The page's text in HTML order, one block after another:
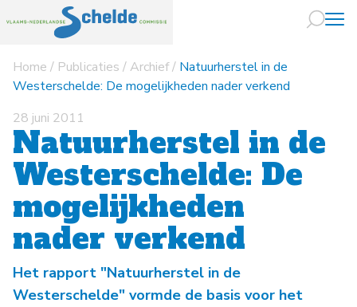
Naar
Home / Publicaties /Archief/ Natuurherstel in de
Westerschelde: De mogelijkheden nader verkend
28 juni 2011
Natuurherstel in de
Westerschelde: De
mogelijkheden
nader verkend
Het rapport "Natuurherstel in de
Westerschelde" vormde de basis voor het